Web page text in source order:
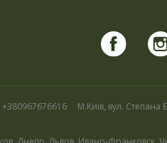
+380967676616 М.Київ, вул. Степана